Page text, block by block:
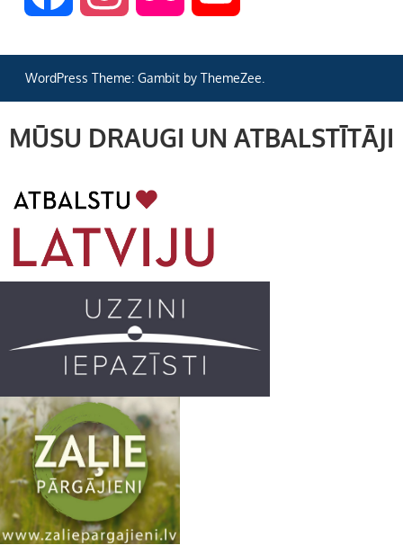
c
e
o
o
s
t
g
r
a
m
i
r
u
T
e
WordPress Theme: Gambit by ThemeZee.
MŪSU DRAUGI UN ATBALSTĪTĀJI